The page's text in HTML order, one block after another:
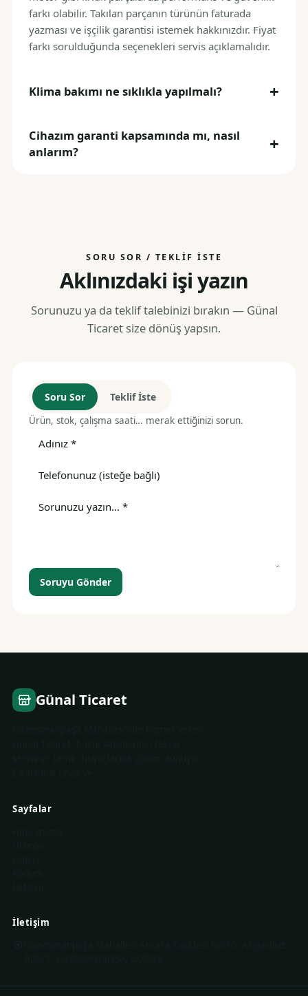
farkı olabilir. Takılan parçanın türünün faturada
yazması ve işçilik garantisi istemek hakkınızdır. Fiyat
farkı sorulduğunda seçenekleri servis açıklamalıdır.
Klima bakımı ne sıklıkla yapılmalı?
Cihazım garanti kapsamında mı, nasıl
anlarım?
SORU SOR / TEKLIF İSTE
Aklınızdaki işi yazın
Sorunuzu ya da teklif talebinizi bırakın — Günal
Ticaret size dönüş yapsın.
Soru Sor Teklif İste
Ürün, stok, çalışma saati… merak ettiğinizi sorun.
Soruyu Gönder
Günal Ticaret
Sayfalar
İletişim